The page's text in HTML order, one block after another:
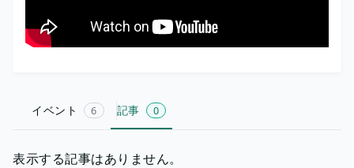
イベント 6 記事 0
表示する記事はありません。